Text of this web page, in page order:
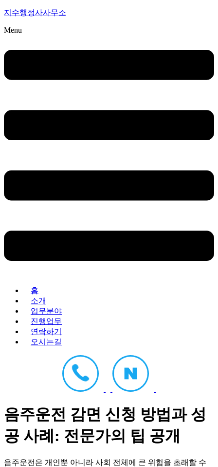
지수행정사사무소
Menu
홈
소개
업무분야
진행업무
연락하기
오시는길
음주운전 감면 신청 방법과 성
공 사례: 전문가의 팁 공개
음주운전은 개인뿐 아니라 사회 전체에 큰 위험을 초래할 수